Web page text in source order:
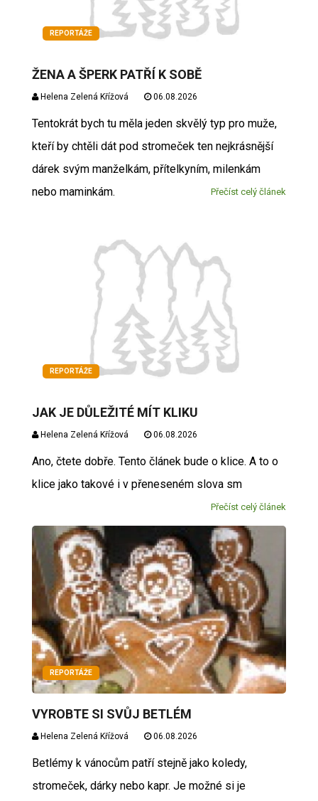
REPORTÁŽE
ŽENA A ŠPERK PATŘÍ K SOBĚ
Helena Zelená Křížová 06.08.2026
Tentokrát bych tu měla jeden skvělý typ pro muže,
kteří by chtěli dát pod stromeček ten nejkrásnější
dárek svým manželkám, přítelkyním, milenkám
nebo maminkám.
Přečíst celý článek
REPORTÁŽE
JAK JE DŮLEŽITÉ MÍT KLIKU
Helena Zelená Křížová 06.08.2026
Ano, čtete dobře. Tento článek bude o klice. A to o
klice jako takové i v přeneseném slova sm
Přečíst celý článek
REPORTÁŽE
VYROBTE SI SVŮJ BETLÉM
Helena Zelená Křížová 06.08.2026
Betlémy k vánocům patří stejně jako koledy,
stromeček, dárky nebo kapr. Je možné si je